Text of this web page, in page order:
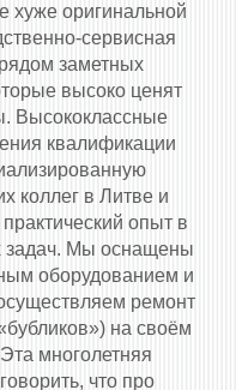
хуже оригинальной
сервисная
заметных
высоко ценят
Высококлассные
квалификации
коллег в Литве и
опыт в
задач. Мы оснащены
оборудованием и
ремонт
на своём
многолетняя
что про